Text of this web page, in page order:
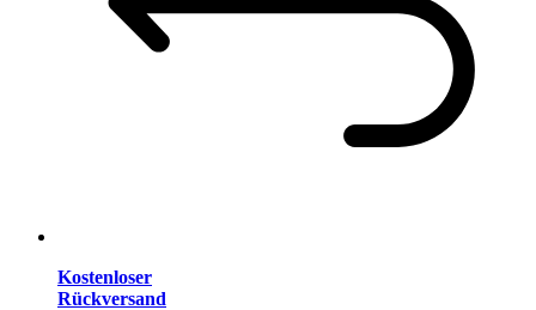
Kostenloser
Rückversand